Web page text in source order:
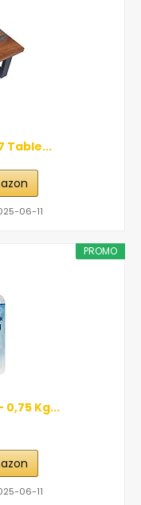
Table...
06-11
PROMO
0,75 Kg...
06-11